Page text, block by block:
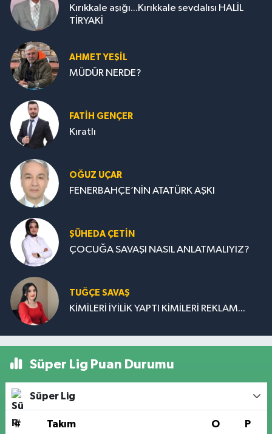
Kırıkkale aşığı...Kırıkkale sevdalısı HALİL
TİRYAKİ
AHMET YEŞİL
MÜDÜR NERDE?
FATIH GENÇER
Kıratlı
OĞUZ UÇAR
FENERBAHÇE’NİN ATATÜRK AŞKI
ŞÜHEDA ÇETİN
ÇOCUĞA SAVAŞI NASIL ANLATMALIYIZ?
TUĞÇE SAVAŞ
KİMİLERİ İYİLİK YAPTI KİMİLERİ REKLAM...
Süper Lig Puan Durumu
Süper Lig
# Takım O P